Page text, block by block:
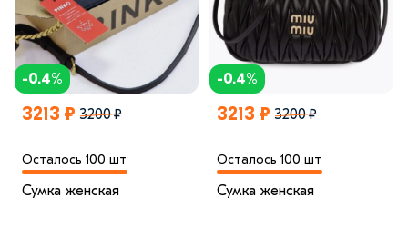
-0.4%
3213 ₽ 3200 ₽
Осталось 100 шт
Сумка женская
-0.4%
3213 ₽ 3200 ₽
Осталось 100 шт
Сумка женская